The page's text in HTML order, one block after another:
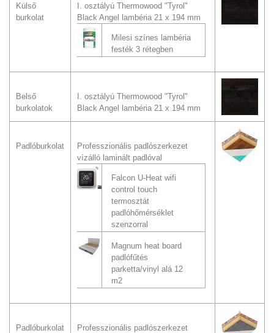
Külső
burkolat
I. osztályú Thermowood "Tyrol"
Black Angel lambéria 21 x 194 mm
Milesi színes lambéria
festék 3 rétegben
Belső
burkolatok
I. osztályú Thermowood "Tyrol"
Black Angel lambéria 21 x 194 mm
Padlóburkolat
Professzionális padlószerkezet
vízálló laminált padlóval
Falcon U-Heat wifi
control touch
termosztát
padlóhőmérséklet
szenzorral
Magnum heat board
padlófűtés
parketta/vinyl alá 12
m2
Padlóburkolat
Professzionális padlószerkezet